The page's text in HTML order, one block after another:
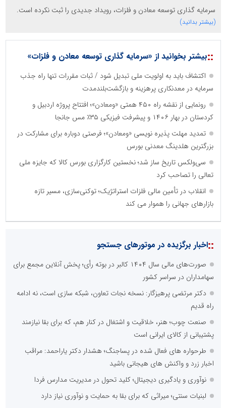
سرمایه گذاری توسعه معادن و فلزات، رویداد جدیدی را ثبت نکرده است.
(بیشتر بدانید)
::بیشتر بخوانید از «سرمایه گذاری توسعه معادن و فلزات»
اکتشاف باید به اولویت ملی تبدیل شود / ثبات مقررات تنها راه جذب
سرمایه در معدنکاری پرهزینه و بازگشت‌بلندمدت
رونمایی از نقشه راه ۴۵۰ همتی «ومعادن»؛ افتتاح پروژه اردبیل و
کردستان در بهار ۱۴۰۶ و پیشرفت فیزیکی ۳۵٪ مس جانجا
تمدید مهلت پذیره نویسی «ومعادن»؛ فرصتی دوباره برای مشارکت در
بزرگترین هلدینگ معدنی بورس
سی‌ولکس تاریخ ساز شد؛ نخستین کارگزاری بورس کالا که جایزه ملی
تعالی را تصاحب کرد
انقلاب در تأمین مالی فلزات استراتژیک؛ توکنی‌سازی، مسیر تازه
بازارهای جهانی را هموار می کند
::اخبار برگزیده در موتورهای جستجو
صورت‌های مالی سال ۱۴۰۴ کالبر در بوته رأی؛ پخش آنلاین مجمع برای
سهامداران در سراسر کشور
دکتر مرتضی پرهیزگار: نسخه نجات تعاون، شبکه سازی است، نه ادامه
راه قدیم
صنعت چوب؛ هنر، خلاقیت و اشتغال در کنار هم، که برای بقا نیازمند
پشتیبانی از کالای ایرانی است
طرحواره های فعال شده در پساجنگ؛ هشدار دکتر یاراحمد: مراقب
اخبار زرد و واکنش های هیجانی باشید
نوآوری و یادگیری دیجیتال؛ کلید تحول در مدیریت مدارس فردا
لبنیات سنتی؛ میراثی که برای بقا به حمایت و نوآوری نیاز دارد